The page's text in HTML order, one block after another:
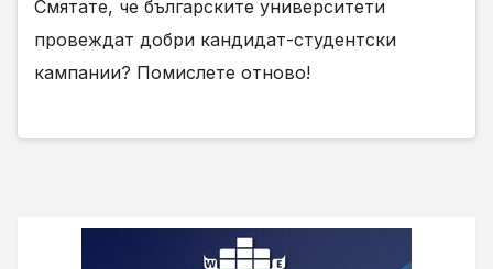
Смятате, че българските университети
провеждат добри кандидат-студентски
кампании? Помислете отново!